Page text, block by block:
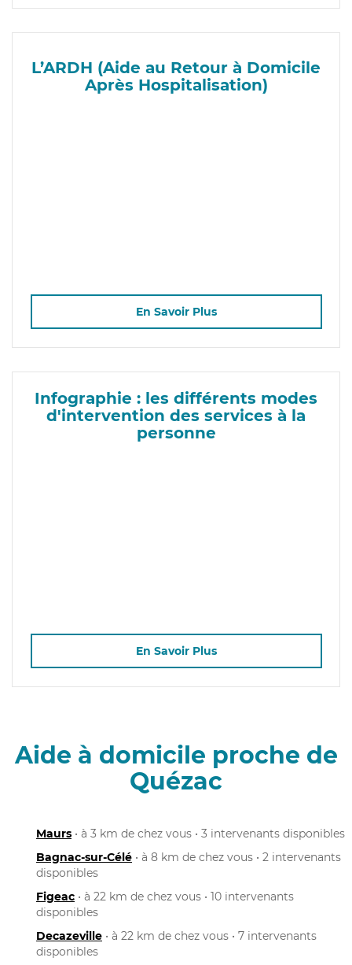
L’ARDH (Aide au Retour à Domicile
Après Hospitalisation)
En Savoir Plus
Infographie : les différents modes
d'intervention des services à la
personne
En Savoir Plus
Aide à domicile proche de
Quézac
Maurs • à 3 km de chez vous • 3 intervenants disponibles
Bagnac-sur-Célé • à 8 km de chez vous • 2 intervenants
disponibles
Figeac • à 22 km de chez vous • 10 intervenants
disponibles
Decazeville • à 22 km de chez vous • 7 intervenants
disponibles